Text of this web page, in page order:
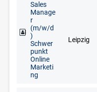
Sales
Manage
r
(m/w/d
)
Schwer
punkt
Online
Marketi
ng
Leipzig